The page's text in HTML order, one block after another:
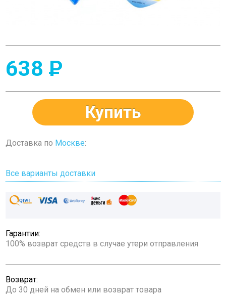
638 P
Купить
Доставка по Москве:
Все варианты доставки
Гарантии:
100% возврат средств в случае утери отправления
Возврат:
До 30 дней на обмен или возврат товара